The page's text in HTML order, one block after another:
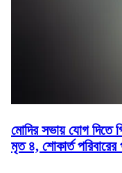
মোদির সভায় যোগ দিতে
মৃত ৪, শোকার্ত